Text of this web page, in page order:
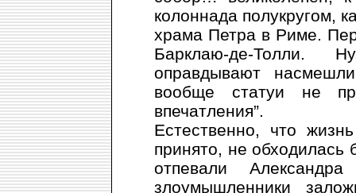
колоннада полукругом,
храма Петра в Риме.
Барклаю-де-Толли.
оправдывают
вообще статуи не
впечатления”.
Естественно, что
принято, не обходилась
отпевали
злоумышленники